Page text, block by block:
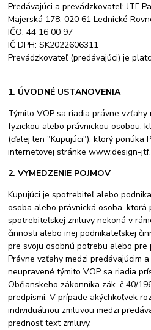
Predávajúci a prevádzkovateľ: JTF
Majerská 178, 020 61 Lednické
IČO: 44 16 00 97
IČ DPH: SK2022606311
Prevádzkovateľ (predávajúci) je
1. ÚVODNÉ USTANOVENIA
Týmito VOP sa riadia právne vzťahy
fyzickou alebo právnickou osobou,
(ďalej len "Kupujúci"), ktorý ponúka
internetovej stránkewww.design-
2. VYMEDZENIE POJMOV
Kupujúci je spotrebiteľ alebo
osoba alebo právnická osoba,
spotrebiteľskej zmluvy nekoná v
činnosti alebo inej podnikateľskej
pre svoju osobnú potrebu alebo pre
Právne vzťahy medzi predávajúcim
neupravené týmito VOP sa riadia
Občianskeho zákonníka zák. č 40/
predpismi. V prípade akýchkoľvek
individuálnou zmluvou medzi
prednosť text zmluvy.